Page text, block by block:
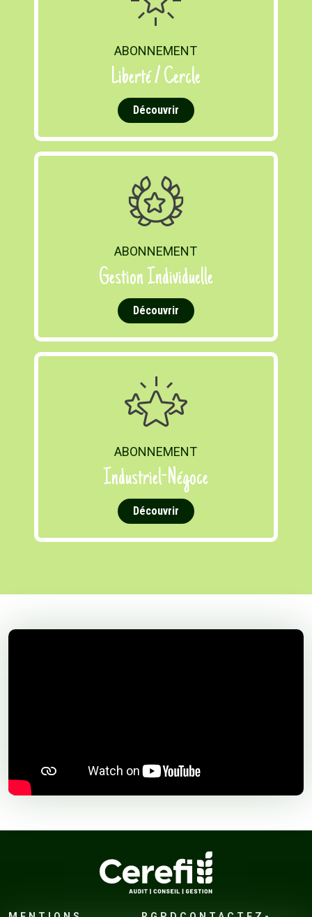
ABONNEMENT
Liberté / Cercle
Découvrir
ABONNEMENT
Gestion Individuelle
Découvrir
ABONNEMENT
Industriel-Négoce
Découvrir